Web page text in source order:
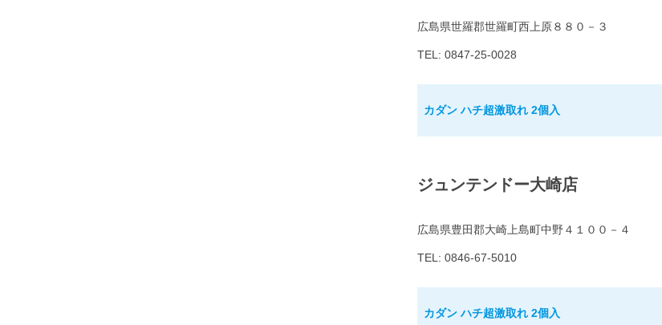
広島県世羅郡世羅町西上原８８０－３
TEL: 0847-25-0028
カダン ハチ超激取れ 2個入
ジュンテンドー大崎店
広島県豊田郡大崎上島町中野４１００－４
TEL: 0846-67-5010
カダン ハチ超激取れ 2個入